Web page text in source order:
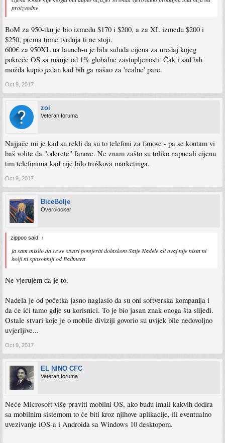
proizvodne
BoM za 950-tku je bio između $170 i $200, a za XL između $200 i
$250, prema tome tvrdnja ti ne stoji.
600€ za 950XL na launch-u je bila suluda cijena za uređaj kojeg
pokreće OS sa manje od 1% globalne zastupljenosti. Čak i sad bih
možda kupio jedan kad bih ga našao za 'realne' pare.
Oct 9, 2017
zoi
Veteran foruma
Najjače mi je kad su rekli da su to telefoni za fanove - pa se kontam vi
baš volite da "oderete" fanove. Ne znam zašto su toliko napucali cijenu
tim telefonima kad nije bilo troškova marketinga.
Oct 9, 2017
BiceBolje
Overclocker
zippoo said: ↑
ja sam mislio da ce se stvari pomjeriti dolaskom Satje Nadele ali ovaj nije nista ni
bolji ni sposobniji od Ballmera
Ne vjerujem da je to.
Nadela je od početka jasno naglasio da su oni softverska kompanija i
da će ići tamo gdje su korisnici. To je bio jasan znak onoga šta slijedi.
Ostale stvari koje je o mobile diviziji govorio su uvijek bile nedovoljno
uvjerljive...
Oct 9, 2017
EL NINO CFC
Veteran foruma
Neće Microsoft više praviti mobilni OS, ako budu imali kakvih dodira
sa mobilnim sistemom to će biti kroz njihove aplikacije, ili eventualno
uvezivanje iOS-a i Androida sa Windows 10 desktopom.